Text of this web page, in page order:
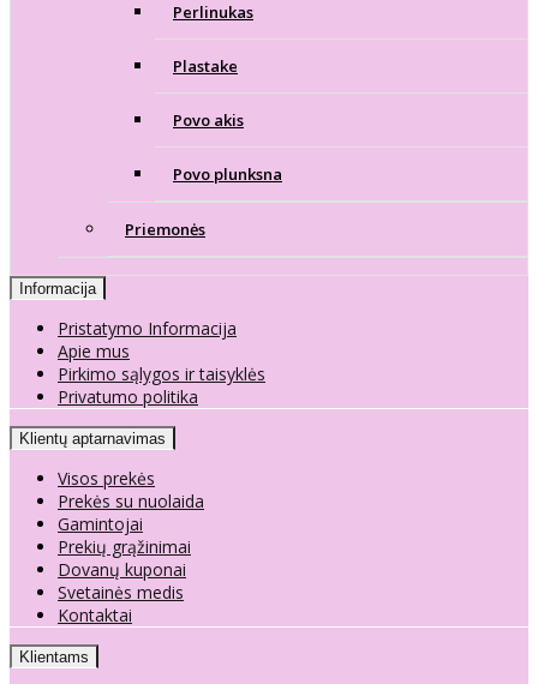
Perlinukas
Plastake
Povo akis
Povo plunksna
Priemonės
Informacija
Pristatymo Informacija
Apie mus
Pirkimo sąlygos ir taisyklės
Privatumo politika
Klientų aptarnavimas
Visos prekės
Prekės su nuolaida
Gamintojai
Prekių grąžinimai
Dovanų kuponai
Svetainės medis
Kontaktai
Klientams